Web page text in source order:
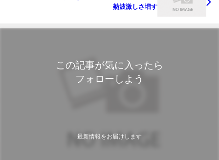
熱波激しさ増す
この記事が気に入ったら
フォローしよう
最新情報をお届けします